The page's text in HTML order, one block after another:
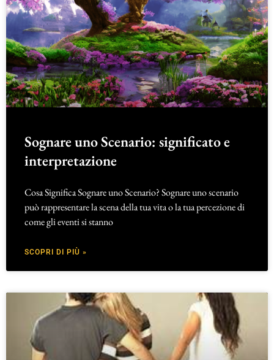
Sognare uno Scenario: significato e
interpretazione
Cosa Significa Sognare uno Scenario? Sognare uno scenario
può rappresentare la scena della tua vita o la tua percezione di
come gli eventi si stanno
SCOPRI DI PIÙ »